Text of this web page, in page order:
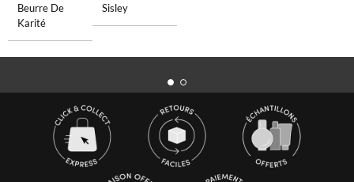
Beurre De
Karité
Sisley